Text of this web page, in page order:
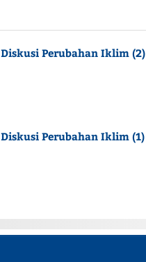
Diskusi Perubahan Iklim (2)
Diskusi Perubahan Iklim (1)